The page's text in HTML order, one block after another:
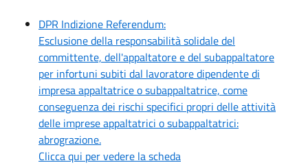
DPR Indizione Referendum:
Esclusione della responsabilità solidale del
committente, dell'appaltatore e del subappaltatore
per infortuni subiti dal lavoratore dipendente di
impresa appaltatrice o subappaltatrice, come
conseguenza dei rischi specifici propri delle attività
delle imprese appaltatrici o subappaltatrici:
abrograzione.
Clicca qui per vedere la scheda